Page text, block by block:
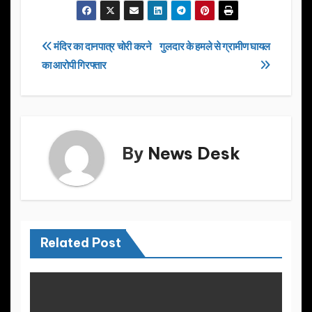
c
e
b
k
st
o
d
ail ar
e
Post
navigation
गुलदार के हमले से ग्रामीण घायल
मंदिर का दानपात्र चोरी करने
का आरोपी गिरफ्तार
By News Desk
Related Post